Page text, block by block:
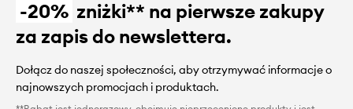
-20% zniżki** na pierwsze zakupy
za zapis do newslettera.
Dołącz do naszej społeczności, aby otrzymywać informacje o
najnowszych promocjach i produktach.